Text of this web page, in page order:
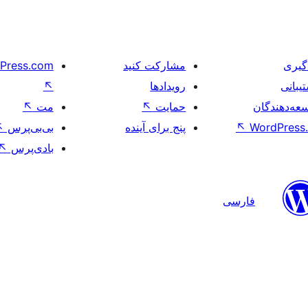
↖
مشارکت کنید
رویدادها
حمایت ↖
پنج برای آینده
↖
مت ↖
بی‌بی‌پرس
بادی‌پرس
فارسی